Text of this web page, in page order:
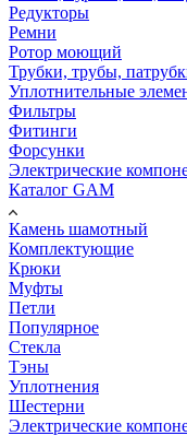
Редукторы
Ремни
Ротор моющий
Трубки, трубы,
Уплотнительные
Фильтры
Фитинги
Форсунки
Электрические
Каталог GAM
Камень шамотный
Комплектующие
Крюки
Муфты
Петли
Популярное
Стекла
Тэны
Уплотнения
Шестерни
Электрические